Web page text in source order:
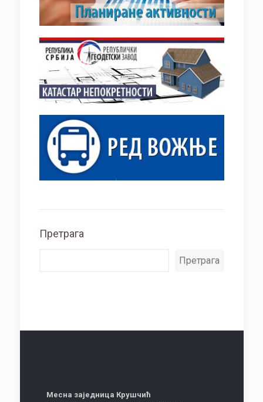
Претрага
Претрага
Месна заједница Крушчић